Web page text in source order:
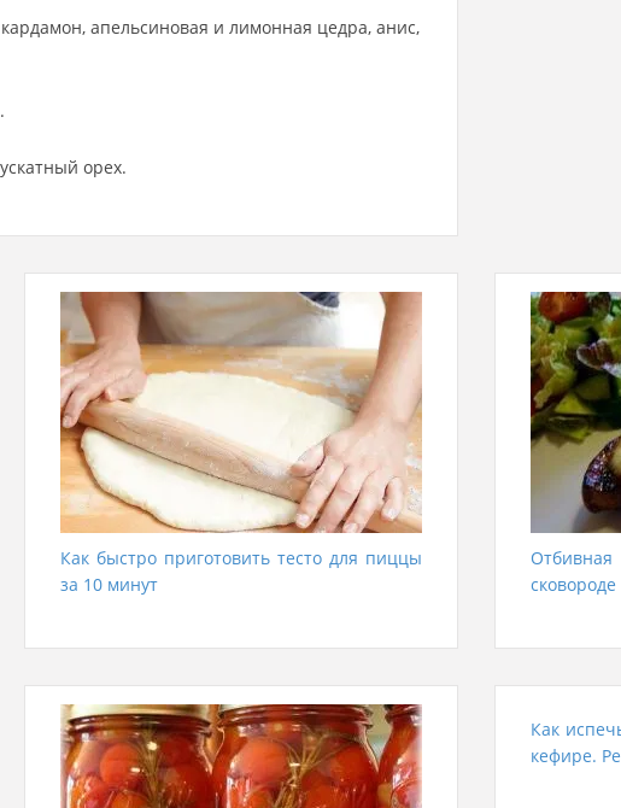
апельсиновая и лимонная цедра, анис,
орех.
Как быстро приготовить тесто для пиццы
за 10 минут
сковороде
Как
кефире.